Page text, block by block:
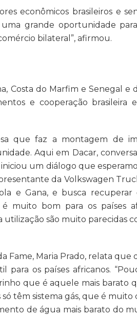
econômicos brasileiros e
grande oportunidade
bilateral”, afirmou.
Costa do Marfim e Senegal e
e cooperação brasileira
que faz a montagem de
Aqui em Dacar,
um diálogo que
da Volkswagen
e Gana, e busca recuperar
muito bom para os países
são muito parecidas
Fame, Maria Prado, relata que
os países africanos.
que é aquele mais barato
têm sistema gás, que é muito
de água mais barato do